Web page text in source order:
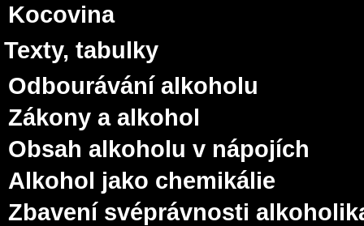
Kocovina
Texty, tabulky
Odbourávání alkoholu
Zákony a alkohol
Obsah alkoholu v nápojích
Alkohol jako chemikálie
Zbavení svéprávnosti